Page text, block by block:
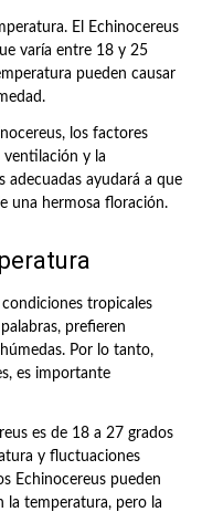
El Echinocereus
varía entre 18 y 25
pueden causar
los factores
ventilación y la
adecuadas ayudará a que
una hermosa floración.
tropicales
prefieren
Por lo tanto,
es importante
es de 18 a 27 grados
y fluctuaciones
Echinocereus pueden
la temperatura, pero la